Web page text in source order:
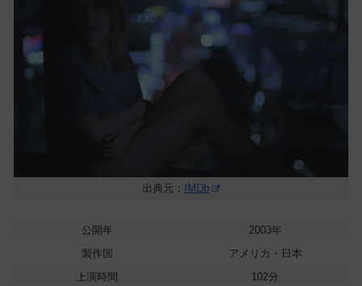
出典元： IMDb
公開年
2003年
製作国
アメリカ・日本
上演時間
102分